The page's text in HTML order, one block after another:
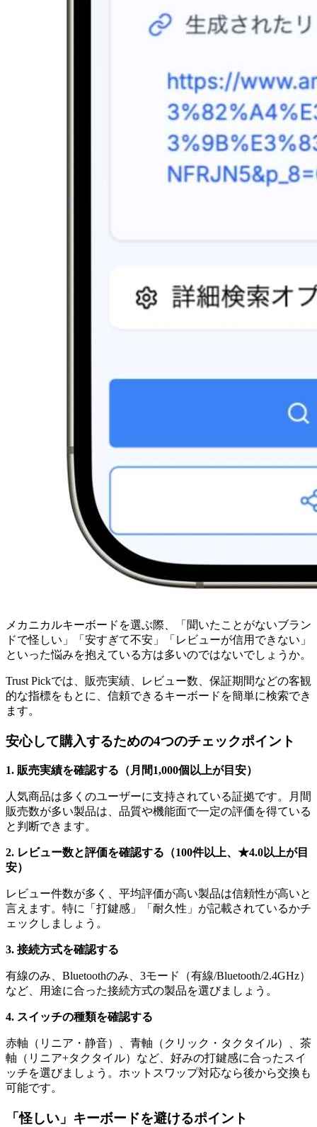
メカニカルキーボードを選ぶ際、「聞いたことがないブラン
ドで怪しい」「安すぎて不安」「レビューが信用できない」
といった悩みを抱えている方は多いのではないでしょうか。
Trust Pickでは、販売実績、レビュー数、保証期間などの客観
的な指標をもとに、信頼できるキーボードを簡単に検索でき
ます。
安心して購入するための4つのチェックポイント
1. 販売実績を確認する（月間1,000個以上が目安）
人気商品は多くのユーザーに支持されている証拠です。月間
販売数が多い製品は、品質や機能面で一定の評価を得ている
と判断できます。
2. レビュー数と評価を確認する（100件以上、★4.0以上が目
安）
レビュー件数が多く、平均評価が高い製品は信頼性が高いと
言えます。特に「打鍵感」「耐久性」が記載されているかチ
ェックしましょう。
3. 接続方式を確認する
有線のみ、Bluetoothのみ、3モード（有線/Bluetooth/2.4GHz）
など、用途に合った接続方式の製品を選びましょう。
4. スイッチの種類を確認する
赤軸（リニア・静音）、青軸（クリック・タクタイル）、茶
軸（リニア+タクタイル）など、好みの打鍵感に合ったスイ
ッチを選びましょう。ホットスワップ対応なら後から交換も
可能です。
「怪しい」キーボードを避けるポイント